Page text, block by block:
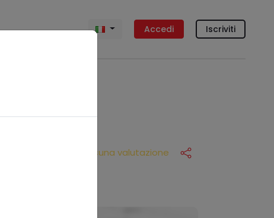
Accedi Iscriviti
Nessuna valutazione